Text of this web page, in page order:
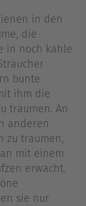
in den
die
in noch kahle
bunte
ihm die
träumen. An
anderen
zu träumen,
mit einem
erwacht.
sie nur